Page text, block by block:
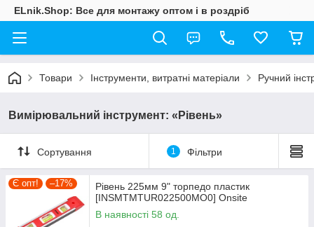
ELnik.Shop: Все для монтажу оптом і в роздріб
Товари Інструменти, витратні матеріали Ручний
Вимірювальний інструмент: «Рівень»
Сортування 1 Фільтри
Є опт! –17%
Рівень 225мм 9" торпедо пластик
[INSMTMTUR022500MO0] Onsite
В наявності 58 од.